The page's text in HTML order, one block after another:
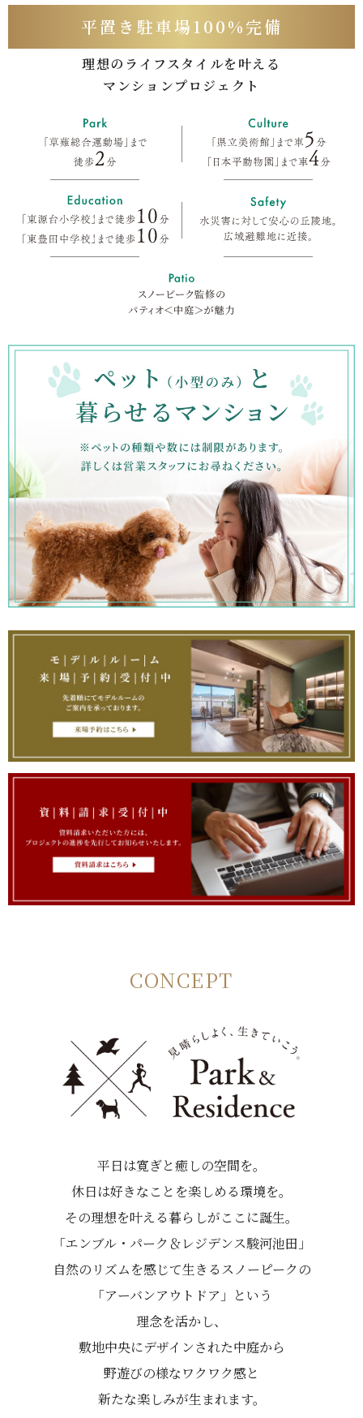
平置き駐車場100%完備
理想のライフスタイルを叶える
マンションプロジェクト
CONCEPT
平日は寛ぎと癒しの空間を。
休日は好きなことを楽しめる環境を。
その理想を叶える暮らしがここに誕生。
「エンブル・パーク＆レジデンス駿河池田」
自然のリズムを感じて生きるスノーピークの
「アーバンアウトドア」という
理念を活かし、
敷地中央にデザインされた中庭から
野遊びの様なワクワク感と
新たな楽しみが生まれます。